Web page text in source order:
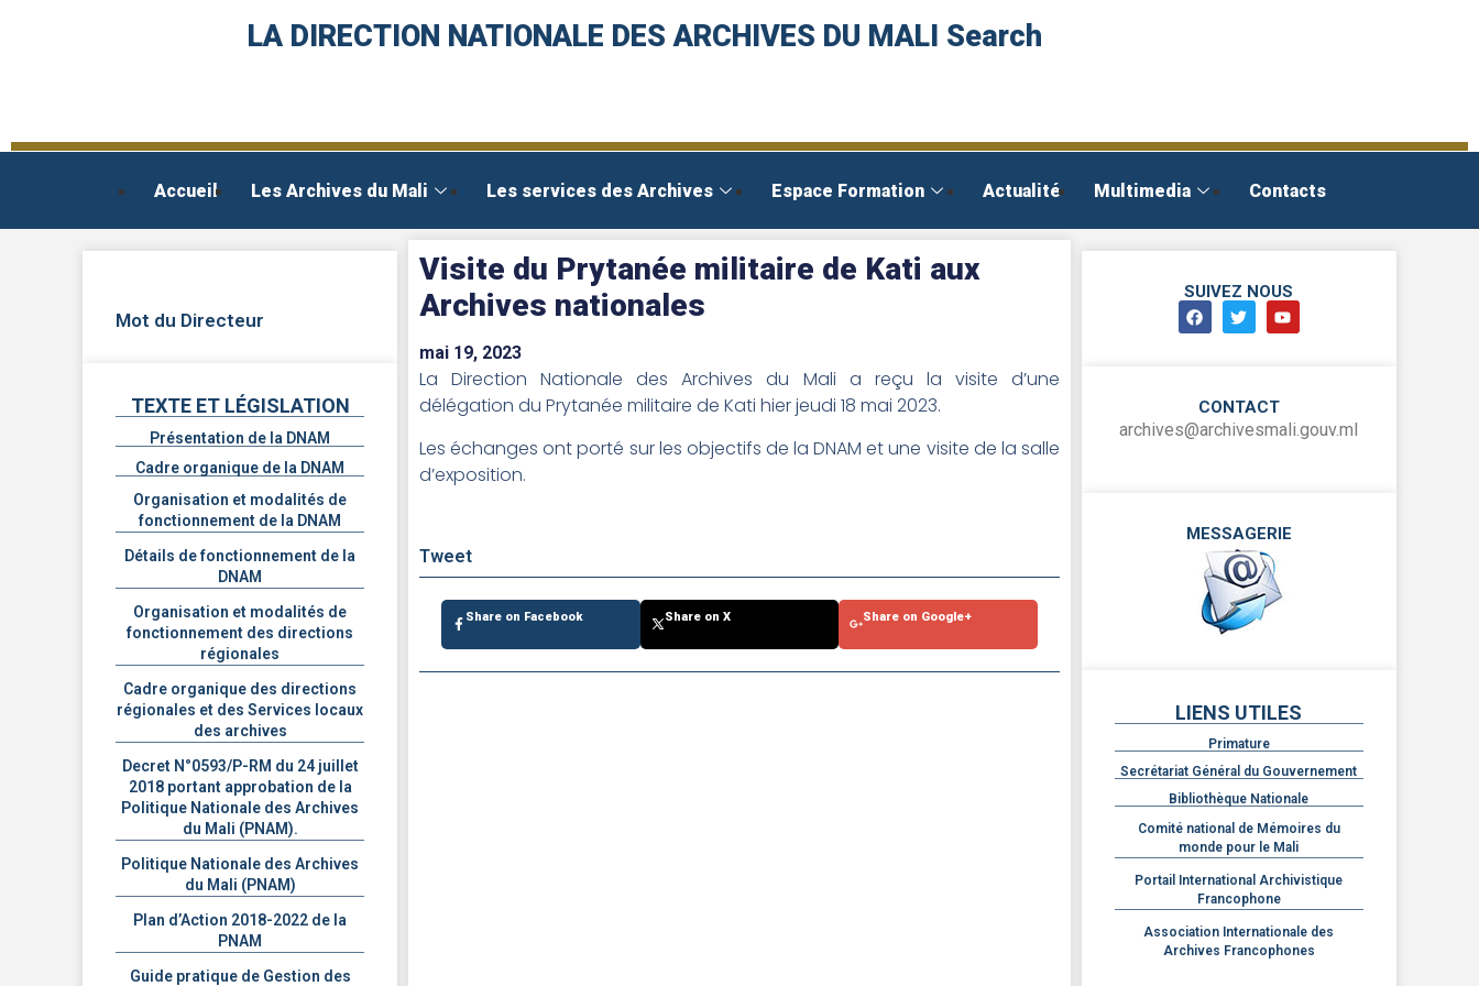
LA DIRECTION NATIONALE DES ARCHIVES DU MALI Search
Accueil Les Archives du Mali Les services des Archives Espace Formation Actualité Multimedia Contacts
Mot du Directeur
TEXTE ET LÉGISLATION
Présentation de la DNAM
Cadre organique de la DNAM
Organisation et modalités de
fonctionnement de la DNAM
Détails de fonctionnement de la
DNAM
Organisation et modalités de
fonctionnement des directions
régionales
Cadre organique des directions
régionales et des Services locaux
des archives
Decret N°0593/P-RM du 24 juillet
2018 portant approbation de la
Politique Nationale des Archives
du Mali (PNAM).
Politique Nationale des Archives
du Mali (PNAM)
Plan d’Action 2018-2022 de la
PNAM
Guide pratique de Gestion des
Visite du Prytanée militaire de Kati aux
Archives nationales
mai 19, 2023
La Direction Nationale des Archives du Mali a reçu la visite d’une
délégation du Prytanée militaire de Kati hier jeudi 18 mai 2023.
Les échanges ont porté sur les objectifs de la DNAM et une visite de la salle
d’exposition.
Tweet
Share on Facebook Share on X Share on Google+
SUIVEZ NOUS
CONTACT
archives@archivesmali.gouv.ml
MESSAGERIE
LIENS UTILES
Primature
Secrétariat Général du Gouvernement
Bibliothèque Nationale
Comité national de Mémoires du
monde pour le Mali
Portail International Archivistique
Francophone
Association Internationale des
Archives Francophones